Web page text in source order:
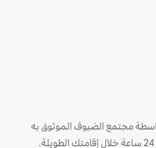
مجتمع الضيوف الموثوق به